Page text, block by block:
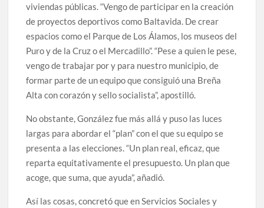
viviendas públicas. “Vengo de participar en la creación
de proyectos deportivos como Baltavida. De crear
espacios como el Parque de Los Álamos, los museos del
Puro y de la Cruz o el Mercadillo”. “Pese a quien le pese,
vengo de trabajar por y para nuestro municipio, de
formar parte de un equipo que consiguió una Breña
Alta con corazón y sello socialista”, apostilló.
No obstante, González fue más allá y puso las luces
largas para abordar el “plan” con el que su equipo se
presenta a las elecciones. “Un plan real, eficaz, que
reparta equitativamente el presupuesto. Un plan que
acoge, que suma, que ayuda”, añadió.
Así las cosas, concretó que en Servicios Sociales y